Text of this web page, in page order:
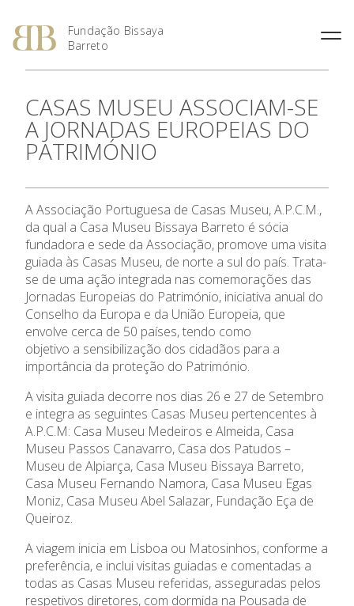
Fundação Bissaya
Barreto
A Fundação
Percurso Académico e
Profissional
A Obra Social
Públicas
Áreas de Intervenção
Áreas de Intervenção
Serviço Domiciliário de
Coimbra
Proximus – Cuidados
Domiciliários
Centro Geriátrico Luís Viegas
Nascimento
SOS Pessoa Idosa
Violência Doméstica
Serviço Educativo do Portugal
dos Pequenitos
Bissaya Barreto
Casa das Artes Bissaya
Barreto
Parcerias Sociais
Prémios
O Prémio Bissaya Barreto de
Literatura Para a Infância
Regulamento
Obras Premiadas
O Prémio Nuno Viegas
Nascimento
Prémio 2018: Edição
Prémio 2011: Saúde na
Criança – Alavanca da
Cidadania
Prémio 2010: A Inovação na
Promoção Social
Prémio 2009: Educar para
Criar: da Escola à
Universidade
Emprego
Concursos
Agenda
Notícias
CASAS MUSEU ASSOCIAM-SE
A JORNADAS EUROPEIAS DO
PATRIMÓNIO
A Associação Portuguesa de Casas Museu, A.P.C.M.,
da qual a Casa Museu Bissaya Barreto é sócia
fundadora e sede da Associação, promove uma visita
guiada às Casas Museu, de norte a sul do país. Trata-
se de uma ação integrada nas comemorações das
Jornadas Europeias do Património, iniciativa anual do
Conselho da Europa e da União Europeia, que
envolve cerca de 50 países, tendo como
objetivo a sensibilização dos cidadãos para a
importância da proteção do Património.
A visita guiada decorre nos dias 26 e 27 de Setembro
e integra as seguintes Casas Museu pertencentes à
A.P.C.M: Casa Museu Medeiros e Almeida, Casa
Museu Passos Canavarro, Casa dos Patudos –
Museu de Alpiarça, Casa Museu Bissaya Barreto,
Casa Museu Fernando Namora, Casa Museu Egas
Moniz, Casa Museu Abel Salazar, Fundação Eça de
Queiroz.
A viagem inicia em Lisboa ou Matosinhos, conforme a
preferência, e inclui visitas guiadas e comentadas a
todas as Casas Museu referidas, asseguradas pelos
respetivos diretores, com dormida na Pousada de